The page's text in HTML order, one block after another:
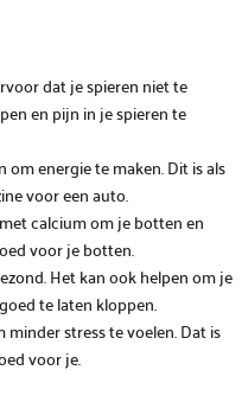
dat je spieren niet te
en pijn in je spieren te
om energie te maken. Dit is als
voor een auto.
calcium om je botten en
voor je botten.
Het kan ook helpen om je
te laten kloppen.
stress te voelen. Dat is
voor je.